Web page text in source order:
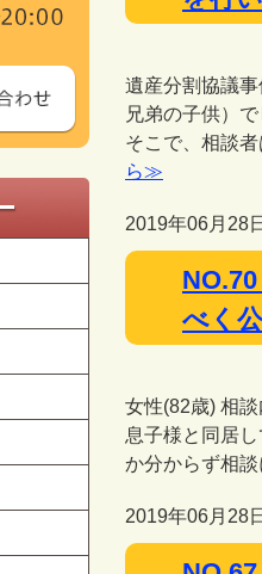
遺産分割協議
兄弟の子供）
そこで、相談
ら≫
2019年06月28日
べく
女性(82歳) 相
息子様と同居
か分からず相
2019年06月28日